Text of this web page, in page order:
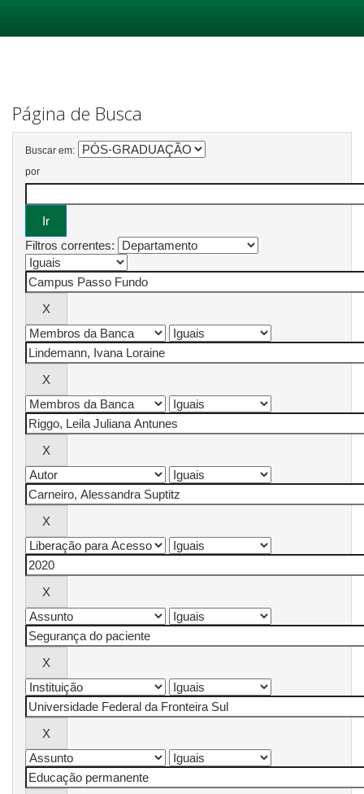
Página de Busca
Buscar em:
por
Filtros correntes: